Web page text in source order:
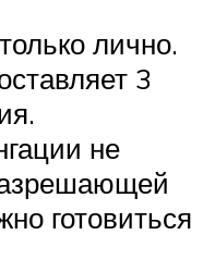
лично.
3
не
готовиться